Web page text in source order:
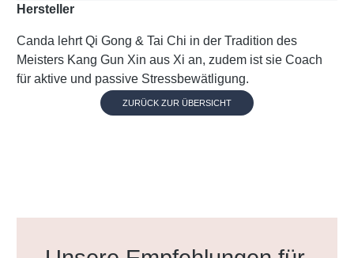
Hersteller
Canda lehrt Qi Gong & Tai Chi in der Tradition des
Meisters Kang Gun Xin aus Xi an, zudem ist sie Coach
für aktive und passive Stressbewätligung.
ZURÜCK ZUR ÜBERSICHT
Produktgalerie überspringen